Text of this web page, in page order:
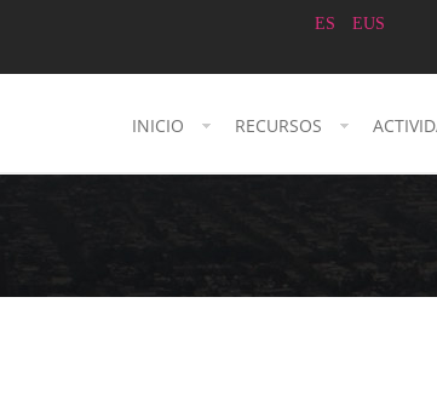
ES EUS
INICIO RECURSOS